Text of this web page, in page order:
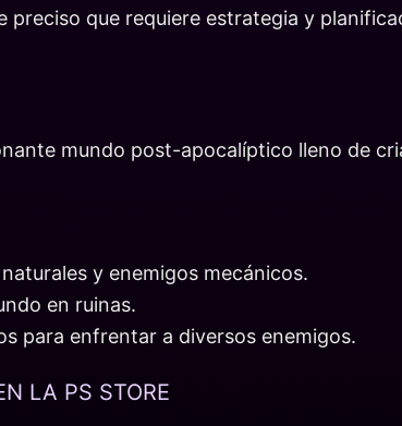
que requiere estrategia y
mundo post-apocalíptico lleno de
y enemigos mecánicos.
en ruinas.
para enfrentar a diversos enemigos.
LA PS STORE